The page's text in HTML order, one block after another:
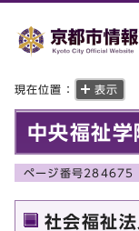
現在位置： 表示
中央福祉学
ページ番号284675
社会福祉